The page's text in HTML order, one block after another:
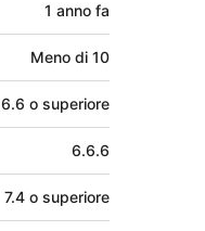
1 anno fa
Meno di 10
6.6 o superiore
6.6.6
7.4 o superiore